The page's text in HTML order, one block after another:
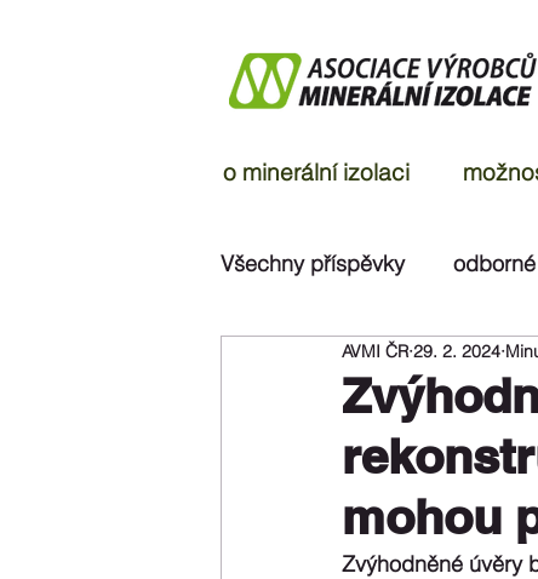
o minerální izolaci
Všechny příspěvky odborné
ohlasy v médiích
mohou
AVMI ČR 29. 2. 2024
Zvýhodněné úvěry